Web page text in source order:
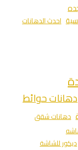
احدث الدهانات
دهانات حوائط
دهانات شقق
ديكور للشاشة